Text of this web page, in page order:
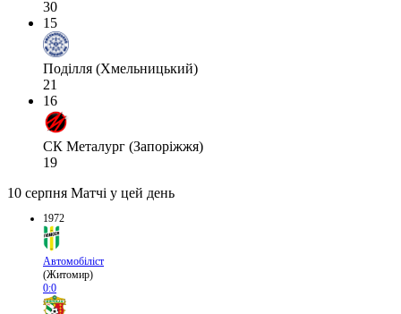
30
15
Поділля (Хмельницький)
21
16
СК Металург (Запоріжжя)
19
10 серпня Матчі у цей день
1972
Автомобіліст
(Житомир)
0:0